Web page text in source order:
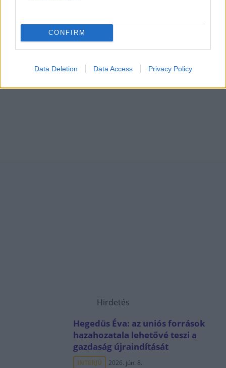
CONFIRM
Data Deletion Data Access Privacy Policy
NÉPSZERŰ
Hirdetés
Hegedüs Éva: az uniós források
hazahozatala lehetővé teszi a
gazdaság újraindítását
INTERJÚ 2026. jún. 8.